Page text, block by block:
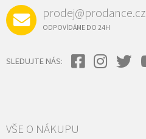
prodej@prodance.cz
ODPOVÍDÁME DO 24H
SLEDUJTE NÁS:
VŠE O NÁKUPU